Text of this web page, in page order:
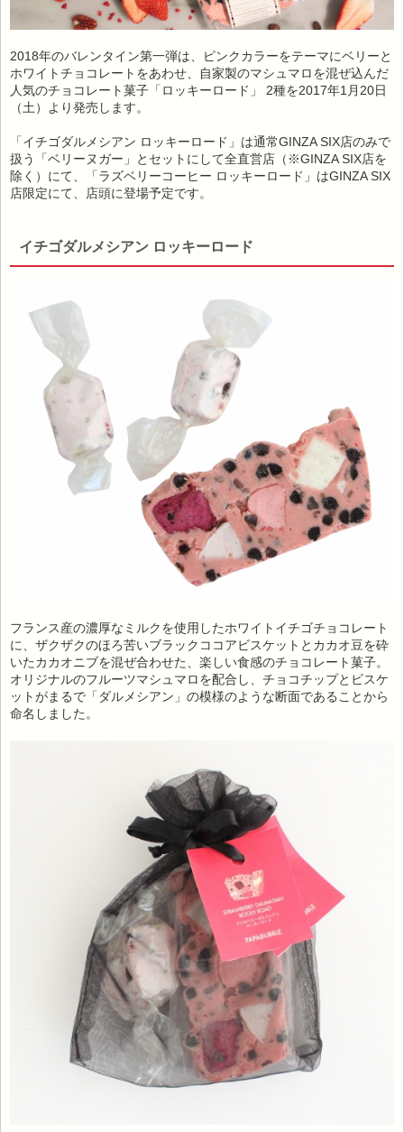
2018年のバレンタイン第一弾は、ピンクカラーをテーマにベリーと
ホワイトチョコレートをあわせ、自家製のマシュマロを混ぜ込んだ
人気のチョコレート菓子「ロッキーロード」 2種を2017年1月20日
（土）より発売します。
「イチゴダルメシアン ロッキーロード」は通常GINZA SIX店のみで
扱う「ベリーヌガー」とセットにして全直営店（※GINZA SIX店を
除く）にて、「ラズベリーコーヒー ロッキーロード」はGINZA SIX
店限定にて、店頭に登場予定です。
イチゴダルメシアン ロッキーロード
フランス産の濃厚なミルクを使用したホワイトイチゴチョコレート
に、ザクザクのほろ苦いブラックココアビスケットとカカオ豆を砕
いたカカオニブを混ぜ合わせた、楽しい食感のチョコレート菓子。
オリジナルのフルーツマシュマロを配合し、チョコチップとビスケ
ットがまるで「ダルメシアン」の模様のような断面であることから
命名しました。